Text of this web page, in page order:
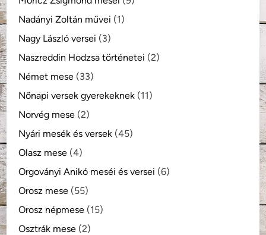
Nadányi Zoltán művei (1)
Nagy László versei (3)
Naszreddin Hodzsa történetei (2)
Német mese (33)
Nőnapi versek gyerekeknek (11)
Norvég mese (2)
Nyári mesék és versek (45)
Olasz mese (4)
Orgoványi Anikó meséi és versei (6)
Orosz mese (55)
Orosz népmese (15)
Osztrák mese (2)